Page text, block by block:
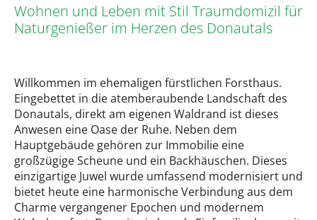
Wohnen und Leben mit Stil Traumdomizil für
Naturgenießer im Herzen des Donautals
Willkommen im ehemaligen fürstlichen Forsthaus.
Eingebettet in die atemberaubende Landschaft des
Donautals, direkt am eigenen Waldrand ist dieses
Anwesen eine Oase der Ruhe. Neben dem
Hauptgebäude gehören zur Immobilie eine
großzügige Scheune und ein Backhäuschen. Dieses
einzigartige Juwel wurde umfassend modernisiert und
bietet heute eine harmonische Verbindung aus dem
Charme vergangener Epochen und modernem